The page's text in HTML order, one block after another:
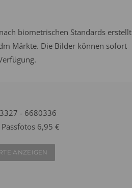
biometrischen Standards erstellt
Märkte. Die Bilder können sofort
- 6680336
Passfotos 6,95 €
ANZEIGEN